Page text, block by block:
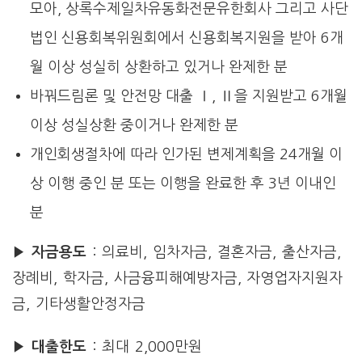
모아, 상록수제일차유동화전문유한회사 그리고 사단
법인 신용회복위원회에서 신용회복지원을 받아 6개
월 이상 성실히 상환하고 있거나 완제한 분
바꿔드림론 및 안전망 대출 Ⅰ, Ⅱ을 지원받고 6개월
이상 성실상환 중이거나 완제한 분
개인회생절차에 따라 인가된 변제계획을 24개월 이
상 이행 중인 분 또는 이행을 완료한 후 3년 이내인
분
▶ 자금용도: 의료비, 임차자금, 결혼자금, 출산자금,
장례비, 학자금, 사금융피해예방자금, 자영업자지원자
금, 기타생활안정자금
▶ 대출한도: 최대 2,000만원